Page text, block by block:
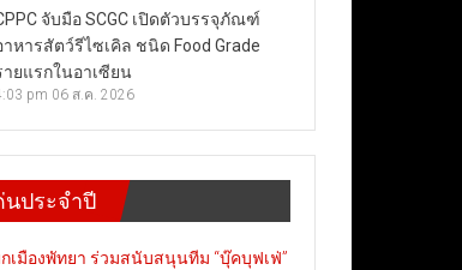
จับมือ SCGC เปิดตัวบรรจุภัณฑ์
าหารสัตว์รีไซเคิล ชนิด Food Grade
ายแรกในอาเซียน
pm 06 ส.ค. 2026
นประจำปี
เมืองพัทยา ร่วมสนับสนุนทีม “บุ๊คบุฟเฟ่”